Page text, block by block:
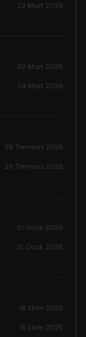
22 Mart 2026
30 Mart 2026
24 Mart 2026
28 Temmuz 2025
28 Temmuz 2025
31 Ocak 2026
31 Ocak 2026
16 Ekim 2025
16 Ekim 2025